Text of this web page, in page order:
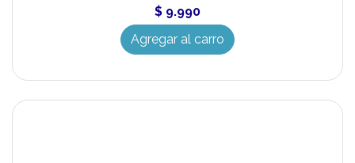
$ 9.990
Agregar al carro